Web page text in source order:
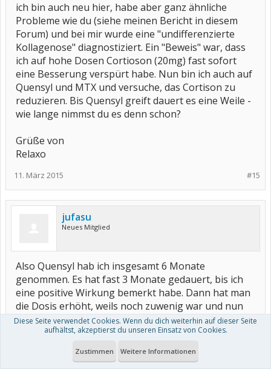
ich bin auch neu hier, habe aber ganz ähnliche
Probleme wie du (siehe meinen Bericht in diesem
Forum) und bei mir wurde eine "undifferenzierte
Kollagenose" diagnostiziert. Ein "Beweis" war, dass
ich auf hohe Dosen Cortioson (20mg) fast sofort
eine Besserung verspürt habe. Nun bin ich auch auf
Quensyl und MTX und versuche, das Cortison zu
reduzieren. Bis Quensyl greift dauert es eine Weile -
wie lange nimmst du es denn schon?
Grüße von
Relaxo
#15
11. März 2015
jufasu
Neues Mitglied
Also Quensyl hab ich insgesamt 6 Monate
genommen. Es hat fast 3 Monate gedauert, bis ich
eine positive Wirkung bemerkt habe. Dann hat man
die Dosis erhöht, weils noch zuwenig war und nun
hab ich einen ausgewachsenen Tinnitus entwickelt
verbunden mit einer Hörverschlechterung. Da heißt,
Quensyl sofort absetzen. Ab heute meint die Ärztin,
Diese Seite verwendet Cookies. Wenn du dich weiterhin auf dieser Seite
aufhältst, akzeptierst du unseren Einsatz von Cookies.
Zustimmen Weitere Informationen